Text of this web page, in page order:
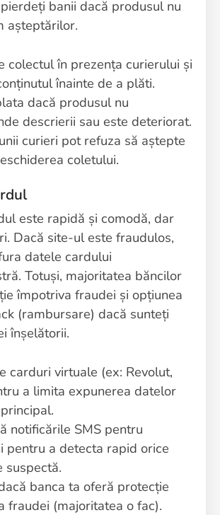
banii dacă produsul nu
așteptărilor.
colectul în prezența curierului și
înainte de a plăti.
dacă produsul nu
descrierii sau este deteriorat.
curieri pot refuza să aștepte
coletului.
este rapidă și comodă, dar
Dacă site-ul este fraudulos,
datele cardului
Totuși, majoritatea băncilor
împotriva fraudei și opțiunea
(rambursare) dacă sunteți
înșelătorii.
carduri virtuale (ex: Revolut,
a limita expunerea datelor
notificările SMS pentru
pentru a detecta rapid orice
suspectă.
banca ta oferă protecție
fraudei (majoritatea o fac).